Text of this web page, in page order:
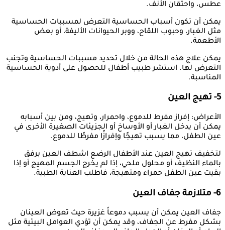
عطس، واحتقان الأنف.
يمكن أن تكون أسباب الحساسية التعرض لمسببات الحساسية
مثل الغبار، وحبوب اللقاح، ووبر الحيوانات الأليفة، أو بعض
الأطعمة.
يمكن علاج هذه الحالة من خلال تحديد مسببات الحساسية وتجنب
التعرض لها. استشر طبيب أطفال للحصول على أدوية الحساسية
المناسبة.
5- تهيج العين
الأعراض: إفراز مفرط للدموع، واحمرار، وتهيج، ومن بين أسبابه
يمكن أن يدخل الغبار أو الأوساخ أو الجزيئات الصغيرة الأخرى في
عين الطفل، مما يسبب تهيجًا وإفرازًا مفرطًا للدموع.
لتخفيف تهيج العين عند الأطفال الرضع اشطف العين برفق
بالماء النظيف أو محلول ملحي، إذا لم يخرج الجسم المهيج أو إذا
بقيت عين الطفل حمراء ومتهيجة، فاطلب العناية الطبية.
6- متلازمة جفاف العين
جفاف العين يمكن أن يسبب دموعاً غزيرة حيث تعوض العينان
بشكل مفرط عن الجفاف، وقد يمكن أن تؤدي العوامل البيئية مثل